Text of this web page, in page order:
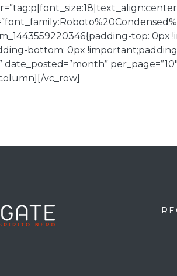
top:
bottom: 0px
date_posted=”month”
vc_row]